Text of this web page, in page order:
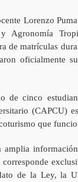
Lorenzo
Agronomía
de matrículas
oficialmente
de cinco
(CAPCU)
que
de la Ley, la